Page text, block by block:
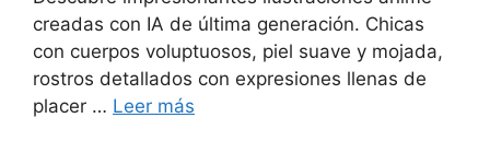
creadas con IA de última generación. Chicas
con cuerpos voluptuosos, piel suave y mojada,
rostros detallados con expresiones llenas de
placer … Leer más